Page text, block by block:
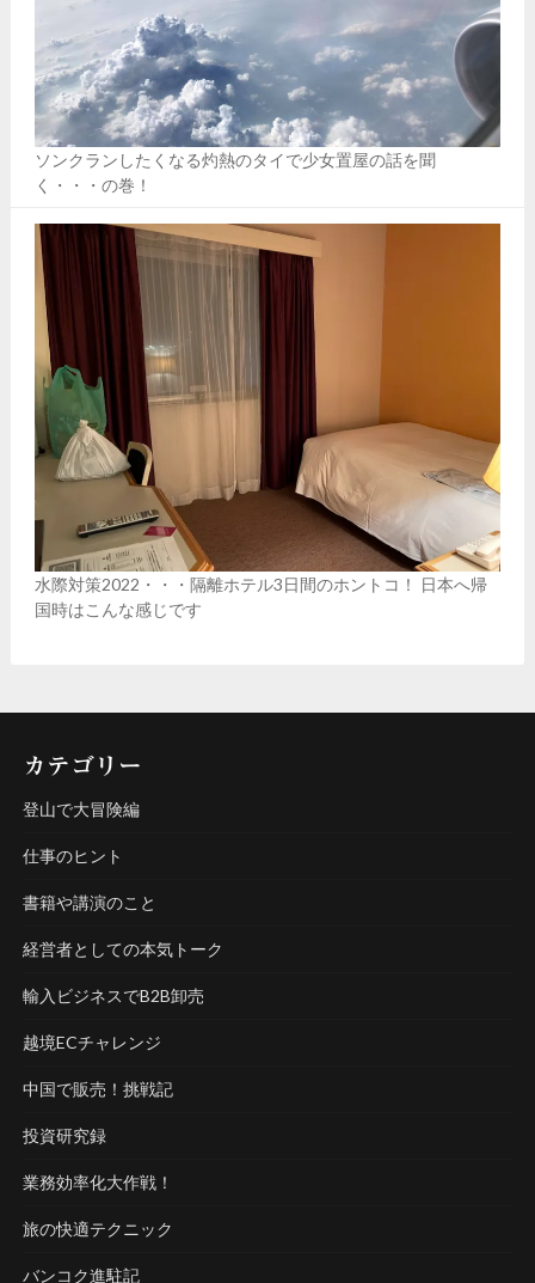
ソンクランしたくなる灼熱のタイで少女置屋の話を聞
く・・・の巻！
水際対策2022・・・隔離ホテル3日間のホントコ！ 日本へ帰
国時はこんな感じです
カテゴリー
登山で大冒険編
仕事のヒント
書籍や講演のこと
経営者としての本気トーク
輸入ビジネスでB2B卸売
越境ECチャレンジ
中国で販売！挑戦記
投資研究録
業務効率化大作戦！
旅の快適テクニック
バンコク進駐記